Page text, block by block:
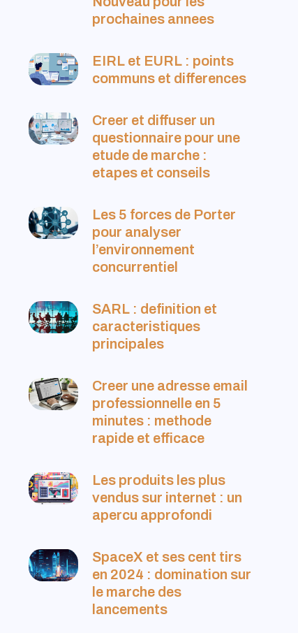
prochaines annees
EIRL et EURL : points
communs et differences
Creer et diffuser un
questionnaire pour une
etude de marche :
etapes et conseils
Les 5 forces de Porter
pour analyser
l’environnement
concurrentiel
SARL : definition et
caracteristiques
principales
Creer une adresse email
professionnelle en 5
minutes : methode
rapide et efficace
Les produits les plus
vendus sur internet : un
apercu approfondi
SpaceX et ses cent tirs
en 2024 : domination sur
le marche des
lancements